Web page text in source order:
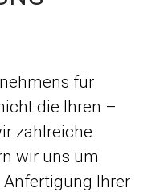
für
die Ihren –
zahlreiche
wir uns um
Ihrer